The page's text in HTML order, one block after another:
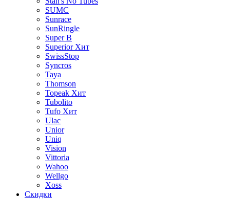
SUMC
Sunrace
SunRingle
Super B
Superior Хит
SwissStop
Syncros
Taya
Thomson
Topeak Хит
Tubolito
Tufo Хит
Ulac
Unior
Uniq
Vision
Vittoria
Wahoo
Wellgo
Xoss
Скидки